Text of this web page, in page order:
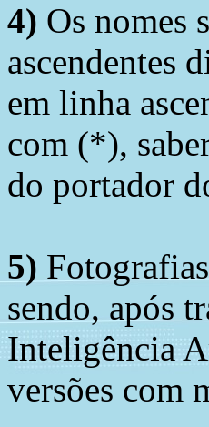
4) Os nomes
ascendentes
em linha
com (*),
do portador
5)
sendo, após
Inteligência
versões com